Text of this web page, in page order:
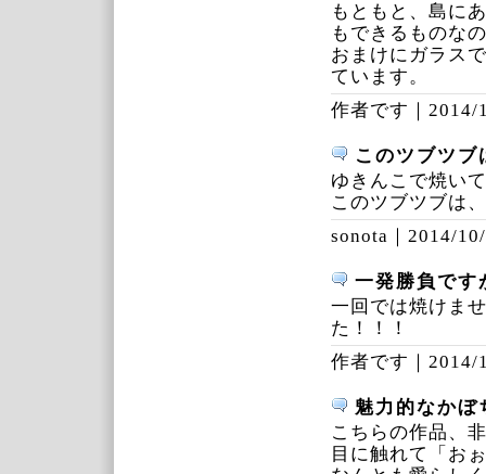
もともと、島に
もできるものな
おまけにガラス
ています。
作者です｜ 2014/
このツブツ
ゆきんこで焼い
このツブツブは
sonota｜ 2014/
一発勝負です
一回では焼けま
た！！！
作者です｜ 2014/
魅力的なかぼ
こちらの作品、
目に触れて「お